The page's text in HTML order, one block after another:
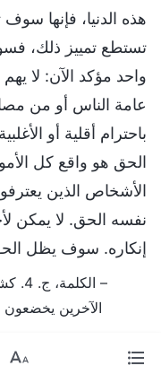
هذه الدنيا، فإنها
تستطع تمييز ذلك،
واحد مؤكد الآن: لا
عامة الناس أو من
باحترام أقلية أو
الحق هو واقع كل
الأشخاص الذين
نفسه الحق. لا يمكن
إنكاره. سوف يظل
–
الآخرين